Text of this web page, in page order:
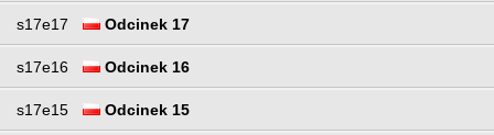
s17e17 Odcinek 17
s17e16 Odcinek 16
s17e15 Odcinek 15